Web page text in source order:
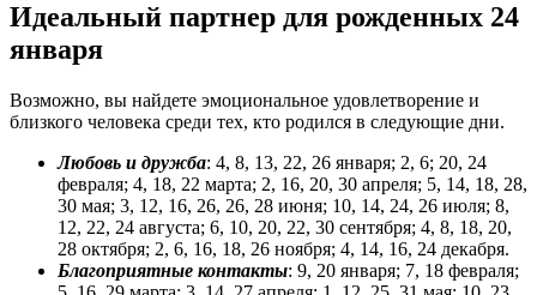
Идеальный партнер для рожденных 24
января
Возможно, вы найдете эмоциональное удовлетворение и
близкого человека среди тех, кто родился в следующие дни.
Любовь и дружба: 4, 8, 13, 22, 26 января; 2, 6; 20, 24
февраля; 4, 18, 22 марта; 2, 16, 20, 30 апреля; 5, 14, 18, 28,
30 мая; 3, 12, 16, 26, 26, 28 июня; 10, 14, 24, 26 июля; 8,
12, 22, 24 августа; 6, 10, 20, 22, 30 сентября; 4, 8, 18, 20,
28 октября; 2, 6, 16, 18, 26 ноября; 4, 14, 16, 24 декабря.
Благоприятные контакты: 9, 20 января; 7, 18 февраля;